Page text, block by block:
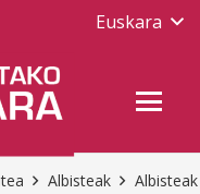
Euskara
Albisteak
Albisteak